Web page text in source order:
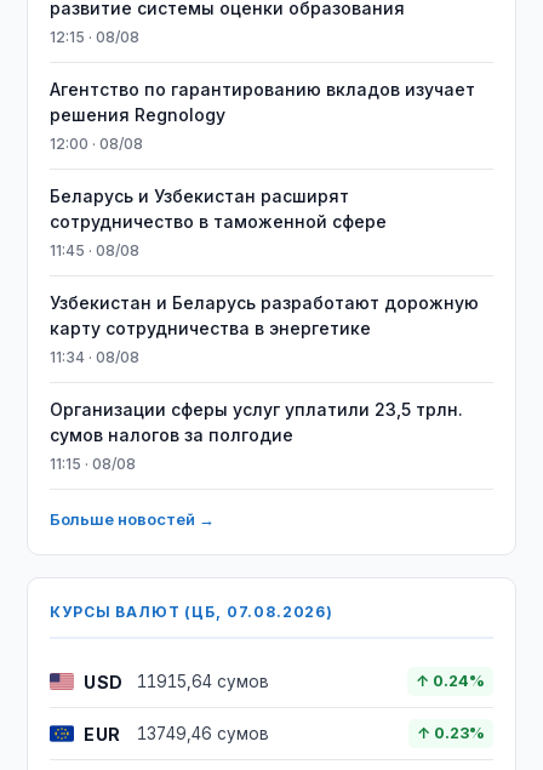
развитие системы оценки образования
12:15 · 08/08
Агентство по гарантированию вкладов изучает
решения Regnology
12:00 · 08/08
Беларусь и Узбекистан расширят
сотрудничество в таможенной сфере
11:45 · 08/08
Узбекистан и Беларусь разработают дорожную
карту сотрудничества в энергетике
11:34 · 08/08
Организации сферы услуг уплатили 23,5 трлн.
сумов налогов за полгодие
11:15 · 08/08
Больше новостей →
КУРСЫ ВАЛЮТ (ЦБ, 07.08.2026)
USD 11915,64 сумов ↑ 0.24%
EUR 13749,46 сумов ↑ 0.23%